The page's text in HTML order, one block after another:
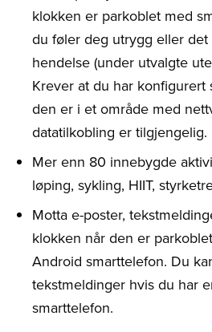
klokken er parkoblet med
du føler deg utrygg eller det
hendelse (under utvalgte
Krever at du har konfigurert
den er i et område med
datatilkobling er tilgjengelig.
Mer enn 80 innebygde
løping, sykling, HIIT,
Motta e-poster,
klokken når den er
Android smarttelefon. Du
tekstmeldinger hvis du har
smarttelefon.